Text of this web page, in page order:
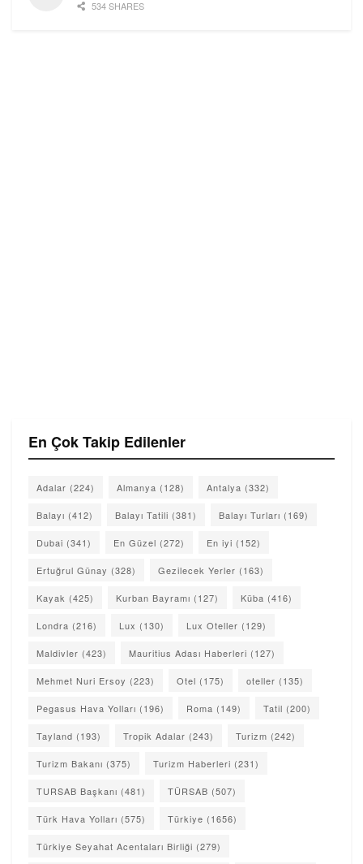
534 SHARES
En Çok Takip Edilenler
Adalar (224) Almanya (128) Antalya (332)
Balayı (412) Balayı Tatili (381) Balayı Turları (169)
Dubai (341) En Güzel (272) En iyi (152)
Ertuğrul Günay (328) Gezilecek Yerler (163)
Kayak (425) Kurban Bayramı (127) Küba (416)
Londra (216) Lux (130) Lux Oteller (129)
Maldivler (423) Mauritius Adası Haberleri (127)
Mehmet Nuri Ersoy (223) Otel (175) oteller (135)
Pegasus Hava Yolları (196) Roma (149) Tatil (200)
Tayland (193) Tropik Adalar (243) Turizm (242)
Turizm Bakanı (375) Turizm Haberleri (231)
TURSAB Başkanı (481) TÜRSAB (507)
Türk Hava Yolları (575) Türkiye (1656)
Türkiye Seyahat Acentaları Birliği (279)